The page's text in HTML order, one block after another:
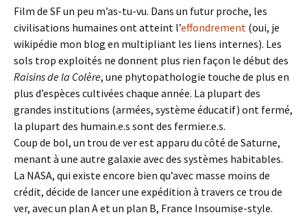
Film de SF un peu m’as-tu-vu. Dans un futur proche, les
civilisations humaines ont atteint l’effondrement (oui, je
wikipédie mon blog en multipliant les liens internes). Les
sols trop exploités ne donnent plus rien façon le début des
Raisins de la Colère, une phytopathologie touche de plus en
plus d’espèces cultivées chaque année. La plupart des
grandes institutions (armées, système éducatif) ont fermé,
la plupart des humain.e.s sont des fermier.e.s.
Coup de bol, un trou de ver est apparu du côté de Saturne,
menant à une autre galaxie avec des systèmes habitables.
La NASA, qui existe encore bien qu’avec masse moins de
crédit, décide de lancer une expédition à travers ce trou de
ver, avec un plan A et un plan B, France Insoumise-style.